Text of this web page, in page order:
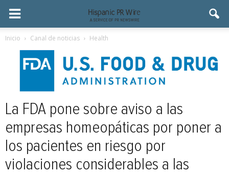
Inicio Canal de noticias Health
La FDA pone sobre aviso a las
empresas homeopáticas por poner a
los pacientes en riesgo por
violaciones considerables a las